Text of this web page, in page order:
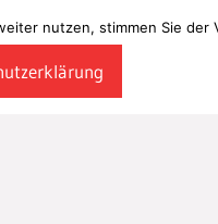
nutzen, stimmen Sie der